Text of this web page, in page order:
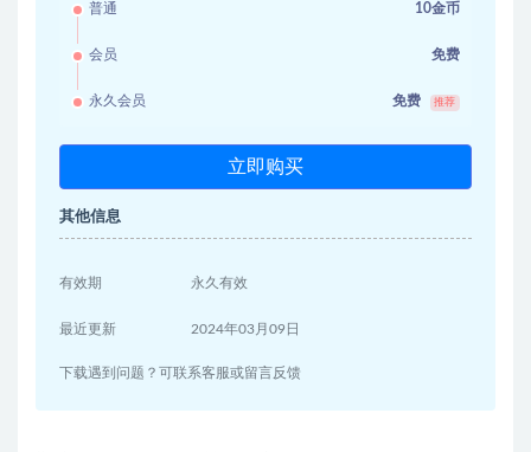
普通 10金币
会员 免费
永久会员 免费 推荐
立即购买
其他信息
有效期 永久有效
最近更新 2024年03月09日
下载遇到问题？可联系客服或留言反馈